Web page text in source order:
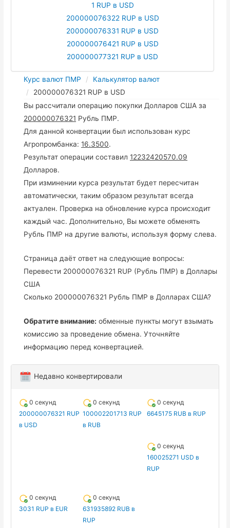
1 RUP в USD
200000076322 RUP в USD
200000076331 RUP в USD
200000076421 RUP в USD
200000077321 RUP в USD
Курс валют ПМР
Калькулятор валют
200000076321 RUP в USD
Вы рассчитали операцию покупки Долларов США за
200000076321 Рубль ПМР.
Для данной конвертации был использован курс
Агропромбанка:16.3500.
Результат операции составил12232420570.09
Долларов.
При изминении курса результат будет пересчитан
автоматически, таким образом результат всегда
актуален. Проверка на обновление курса происходит
каждый час. Дополнительно, Вы можете обменять
Рубль ПМР на другие валюты, используя форму слева.
Страница даёт ответ на следующие вопросы:
Перевести 200000076321 RUP (Рубль ПМР) в Доллары
США
Сколько 200000076321 Рубль ПМР в Долларах США?
Обратите внимание: обменные пункты могут взымать
комиссию за проведение обмена. Уточняйте
информацию перед конвертацией.
Недавно конвертировали
0 секунд
200000076321 RUP
в USD
0 секунд
100002201713 RUP
в RUB
0 секунд
6645175 RUB в RUP
0 секунд
160025271 USD в
RUP
0 секунд
3031 RUP в EUR
0 секунд
631935892 RUB в
RUP